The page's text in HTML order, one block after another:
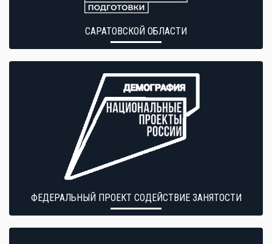
САРАТОВСКОЙ ОБЛАСТИ
ФЕДЕРАЛЬНЫЙ ПРОЕКТ СОДЕЙСТВИЕ ЗАНЯТОСТИ